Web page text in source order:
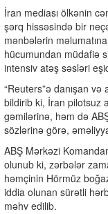
İran mediası ölkənin
şərq hissəsində bir
mənbələrin
hücumundan müdafiə
intensiv atəş səsləri
“Reuters”ə danışan və
bildirib ki, İran pilotsuz
gəmilərinə, həm də
sözlərinə görə,
ABŞ Mərkəzi
olunub ki, zərbələr
həmçinin Hörmüz
iddia olunan sürətli
məhv edilib.